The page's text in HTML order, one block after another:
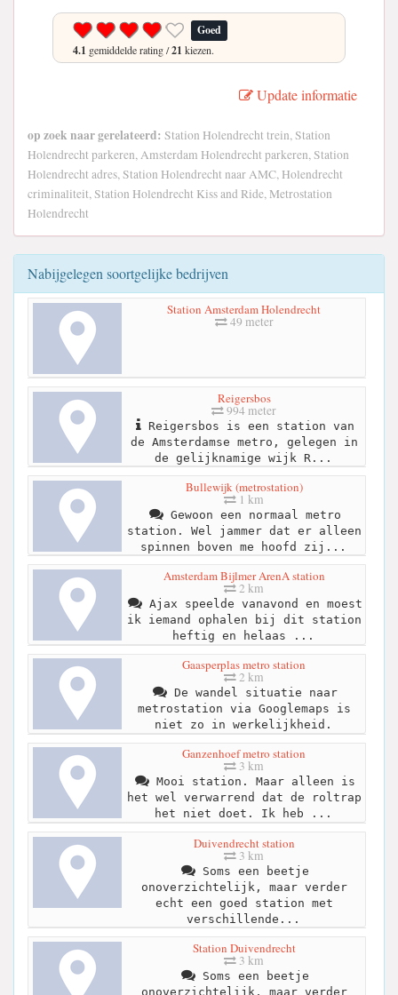
Goed
4.1 gemiddelde rating /21 kiezen.
Update informatie
op zoek naar gerelateerd: Station Holendrecht trein, Station
Holendrecht parkeren, Amsterdam Holendrecht parkeren, Station
Holendrecht adres, Station Holendrecht naar AMC, Holendrecht
criminaliteit, Station Holendrecht Kiss and Ride, Metrostation
Holendrecht
Nabijgelegen soortgelijke bedrijven
Station Amsterdam Holendrecht
49 meter
Reigersbos
994 meter
Reigersbos is een station van
de Amsterdamse metro, gelegen in
de gelijknamige wijk R...
Bullewijk (metrostation)
1 km
Gewoon een normaal metro
station. Wel jammer dat er alleen
spinnen boven me hoofd zij...
Amsterdam Bijlmer ArenA station
2 km
Ajax speelde vanavond en moest
ik iemand ophalen bij dit station
heftig en helaas ...
Gaasperplas metro station
2 km
De wandel situatie naar
metrostation via Googlemaps is
niet zo in werkelijkheid.
Ganzenhoef metro station
3 km
Mooi station. Maar alleen is
het wel verwarrend dat de roltrap
het niet doet. Ik heb ...
Duivendrecht station
3 km
Soms een beetje
onoverzichtelijk, maar verder
echt een goed station met
verschillende...
Station Duivendrecht
3 km
Soms een beetje
onoverzichtelijk, maar verder